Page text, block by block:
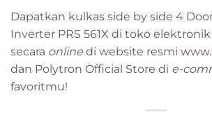
Dapatkan kulkas side by side 4
Inverter PRS 561X di toko
secara online di website resmi
dan Polytron Official Store di e-
favoritmu!